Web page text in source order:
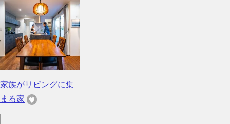
家族がリビングに集
まる家